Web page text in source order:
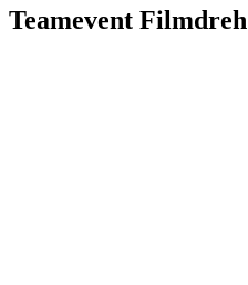
Teamevent Filmdreh